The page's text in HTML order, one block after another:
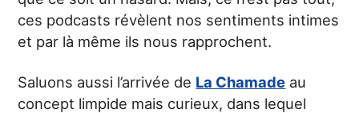
ces podcasts révèlent nos sentiments intimes
et par là même ils nous rapprochent.
Saluons aussi l’arrivée de La Chamade au
concept limpide mais curieux, dans lequel